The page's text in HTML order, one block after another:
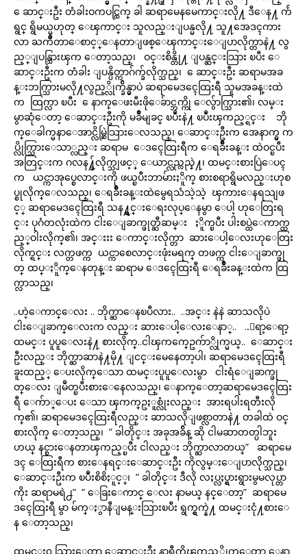
ေဆာင္းဦး တံခါးဝကပင္ထြက္ ခါ ဆရာမေနမေကာင္းလို႔ ဒီေန႔ က်ဴ
ရွင္ ရွိမယ္မဟုတ္ ေၾကာင္း သူလည္းျပန္မလို႔ သူ႔အေဒၚကား
လာ ႀကိဳတာေစာင့္ေနတာျဖစ္ေၾကာင္းေျပာလိုက္တာနဲ႔ လွ
ည့္ျပန္သြားၾက ေတာ့သည္၊ ဝင္းစိန္တို႔ ျပန္ဆင္းသြား ၿပီး ေ
ဆာင္းဦးက တံခါး ျပန္ပိတ္ကာဂ်က္ခ်လိုက္သည္၊ ေဆာင္းဦး ဆရာမအခ
န္းဘက္သြားမလို႔လွည့္လိုက္ခ်ိန္မွာပဲ ဆရာမေဒၚေထြးရီ သူမအခန္းထဲ
က ထြက္လာ ၿပီး ေနာက္ေဖးမီးဖိုေခ်ာင္ဘက္ကို ေလွ်ာက္သြား၏၊ လမ္း
မွာဆုံေတာ့ ေဆာင္းဦးကို မခ်ိဳမျခင္ ၿပဳံးနဲ႔ ၿပဳံးၾကည့္ရင္း ဘို
က္ေခါက္မနာေအာင္လိမ္ဆြဲသြားေလသည္၊ ေဆာင္းဦးက အေနာက္မွ က
ပ္လိုက္သြားေသာ္လည္း ဆရာမ ေဒၚေထြးရီက ေရခ်ိဳးခန္း ထဲဝင္ၿပီး
အတြင္းက ဂလန႔္ခ်လိုက္သျဖင့္ ေယာင္လည္လည္နဲ႔၊ ထမင္းစားပြဲေပၚ
က ယင္ကာအုပ္စေလာင္းကို ဖယ္ၿပီးဘာမ်ားႏိူက္ စားစရာရွိမလည္းဟုစ
ပ္စုလိုက္ေလသည္၊ ေရခ်ိဳးခန္းထဲမွေရသံသဲ့သဲ့ ၾကားေနရသျဖ
င့္ ဆရာမေဒၚေထြးရီ သန႔္ရွင္းေရးလုပ္ေနမွာ ေပါ့ ဟုေတြးရ
င္း ပုဂံတလုံးထဲက ငါးေျခာက္ဖုတ္ဆီဆမ္း ႏိူက္ၿပီး ပါးစပ္ထဲေကာက္ထ
ည့္ဝါးလိုက္၏၊ အင္းးး ေကာင္းလိုက္တာ ဆားေပါ့ေလးဟုေတြး
လိုက္ရင္း လက္တဖက္က ယင္ကာစေလာင္းဖုံးမရက္ တဖက္က ငါးေျခာက္ဖု
တ္ ထပ္ႏိူက္ေနတုန္း ဆရာမ ေဒၚေထြးရီ ေရခ်ိဳးခန္းထဲက ထြ
က္လာသည္၊
..ဟဲ့ေကာင္ေလး .. ဘိုက္ဆာေနၿပီလား.. ..အင္း နဲနဲ ဆာသလိုပဲ
ငါးေျခာက္ေလးက လည္း ဆားေပါ့ေလးေနာ္.. ..ေရာ့ေရာ့
ထမင္း ပူပူေလးနဲ႔ စားလိုက္..ငါၾကက္ဥေက်ာ္လိုက္မယ္.. ေဆာင္း
ဦးလည္း ဘိုက္ဆာဆာနဲ႔မို႔ ျငင္းမေနေတာ့ပါ၊ ဆရာမေဒၚေထြးရီ
ခူးထည့္ ေပးလိုက္ေသာ ထမင္းပူပူေလးမွာ ငါးရံေျခာက္ဖု
တ္ေလး ျမဳတ္ၿပီးစားေနေလသည္၊ ေနာက္ေတာ့ဆရာမေဒၚေထြး
ရီ ေက်ာ္ေပး ေသာ ၾကက္ဥႏူစ္လုံးလည္း အားရပါးရတီးလို
က္၏၊ ဆရာမေဒၚေထြးရီလည္း ဆာသလိုျဖစ္လာတာနဲ႔ တခါထဲ ဝင္
စားလိုက္ ေတာ့သည္၊ ” ခါတိုင္း အခုအခ်ိန္ ဆို ငါမဆာတတ္ပါဘူး
ဟယ္ နင္စားေနတာၾကည့္ၿပီး ငါလည္း ဘိုက္ဆာလာတယ္” ဆရာမေ
ဒၚ ေထြးရီက စားေနရင္းေဆာင္းဦး ကိုလွမ္းေျပာလိုက္သည္၊
ေဆာင္းဦးက ၿပဳံးစိစိႏူင့္၊ ” ခါတိုင္း ဒီလို လႈပ္လႈပ္ရွားရွားမွမလုပ္တာ
ကိုး ဆရာမရဲ႕” ” ေခြးေကာင္ ေလး နာမယ္ နင္ေတာ့” ဆရာမေ
ဒၚေထြးရီ မွာ မ်က္ႏွာနီျမန္းသြားၿပီး ရွက္ရွက္နဲ႔ ထမင္းငုံ႔စားေ
န ေတာ့သည္၊
ထမင္း၀ သြားေတာ့ ေဆာင္းဦး နာရီကိုၾကည့္လိုက္ေတာ့ ေနာ